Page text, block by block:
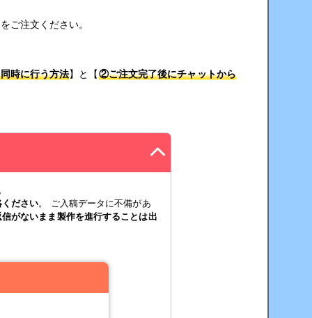
ご注文ください。
時に行う方法】と【②ご注文完了後にチャットから
ださい。 ご入稿データに不備があ
がないまま製作を進行することは出